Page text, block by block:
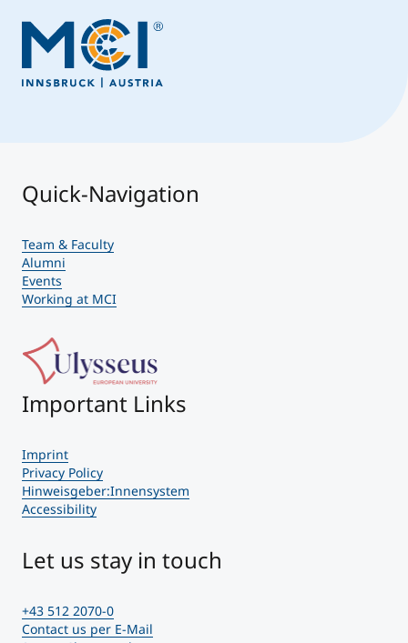
Quick-Navigation
Team & Faculty
Alumni
Events
Working at MCI
Important Links
Imprint
Privacy Policy
Hinweisgeber:Innensystem
Accessibility
Let us stay in touch
+43 512 2070-0
Contact us per E-Mail